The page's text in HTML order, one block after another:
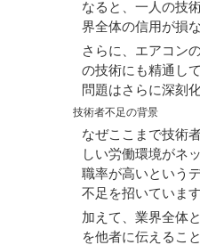
なると、一人の技
界全体の信用が損
さらに、エアコン
の技術にも精通し
問題はさらに深刻
技術者不足の背景
なぜここまで技術
しい労働環境がネ
職率が高いという
不足を招いています
加えて、業界全体
を他者に伝えるこ